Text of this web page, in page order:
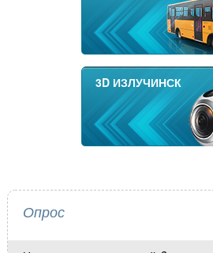
3D ИЗЛУЧИНСК
Опрос